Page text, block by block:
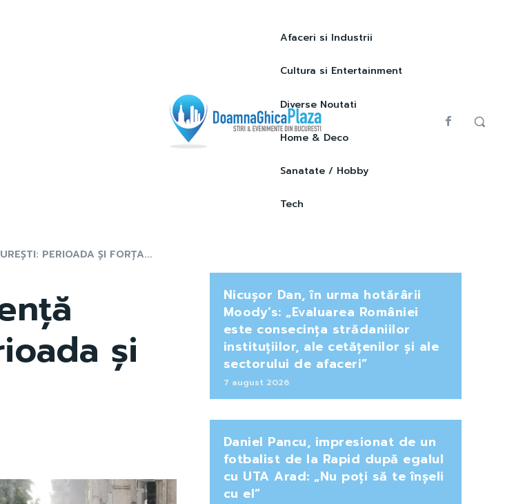
Afaceri si Industrii
Cultura si Entertainment
Diverse Noutati
Home & Deco
Sanatate / Hobby
Tech
PERIOADA ȘI FORȚA...
și
Nicușor Dan, în urma hotărârii
Moody’s: „Evaluarea României
este consecința strădaniilor
instituțiilor, ale cetățenilor și ale
sectorului de afaceri”
7 august 2026
Daniel Pancu, impresionat de un
fotbalist de la Rapid după egalul
cu UTA Arad: „Nu poți să te înșeli
cu el”